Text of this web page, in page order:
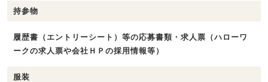
持参物
履歴書（エントリーシート）等の応募書類・求人票（ハローワ
ークの求人票や会社ＨＰの採用情報等）
服装